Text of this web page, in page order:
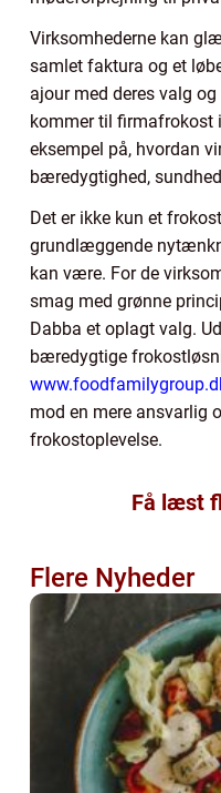
Virksomhederne kan
samlet faktura og et
ajour med deres valg
kommer til firmafrokost
eksempel på, hvordan
bæredygtighed,
Det er ikke kun et
grundlæggende
kan være. For de
smag med grønne
Dabba et oplagt valg.
bæredygtige
mod en mere ansvarlig
frokostoplevelse.
Få læst
Flere Nyheder